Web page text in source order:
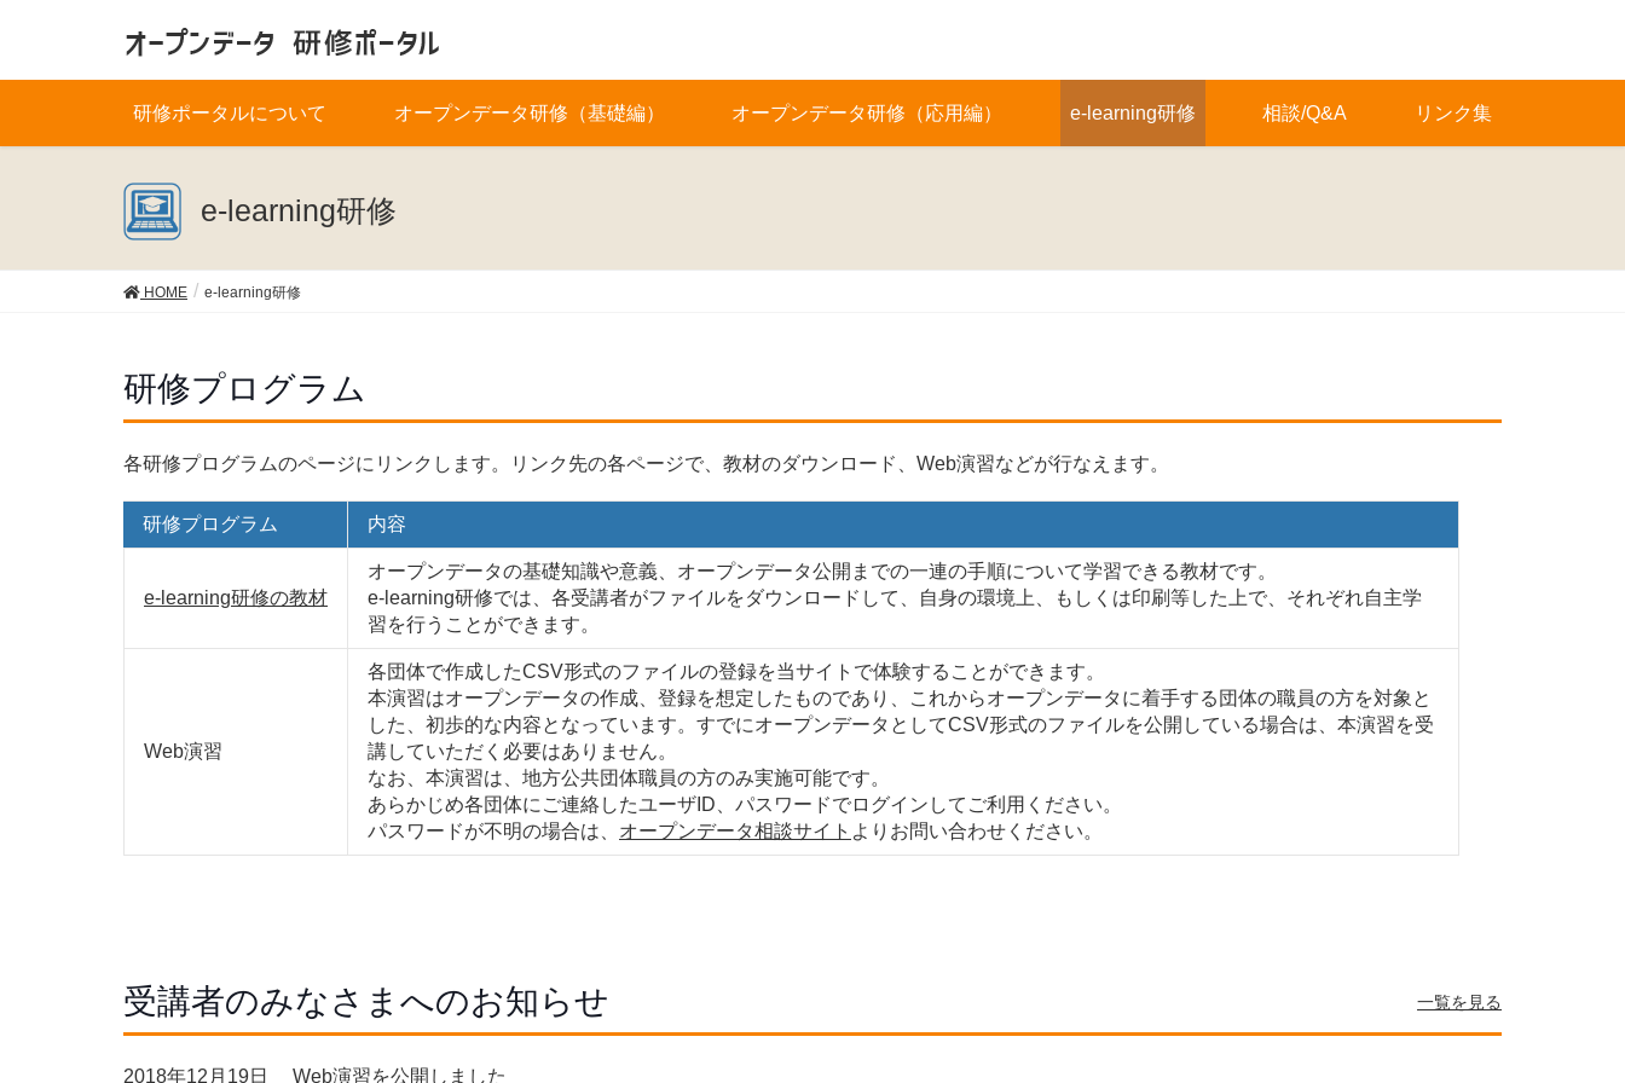
研修ポータルについて オープンデータ研修（基礎編） オープンデータ研修（応用編） e-learning研修 相談/Q&A リンク集
e-learning研修
HOME e-learning研修
研修プログラム
各研修プログラムのページにリンクします。リンク先の各ページで、教材のダウンロード、Web演習などが行なえます。
研修プログラム 内容
e-learning研修の教材
オープンデータの基礎知識や意義、オープンデータ公開までの一連の手順について学習できる教材です。
e-learning研修では、各受講者がファイルをダウンロードして、自身の環境上、もしくは印刷等した上で、それぞれ自主学
習を行うことができます。
Web演習
各団体で作成したCSV形式のファイルの登録を当サイトで体験することができます。
本演習はオープンデータの作成、登録を想定したものであり、これからオープンデータに着手する団体の職員の方を対象と
した、初歩的な内容となっています。すでにオープンデータとしてCSV形式のファイルを公開している場合は、本演習を受
講していただく必要はありません。
なお、本演習は、地方公共団体職員の方のみ実施可能です。
あらかじめ各団体にご連絡したユーザID、パスワードでログインしてご利用ください。
パスワードが不明の場合は、 オープンデータ相談サイト よりお問い合わせください。
受講者のみなさまへのお知らせ 一覧を見る
2018年12月19日 Web演習を公開しました